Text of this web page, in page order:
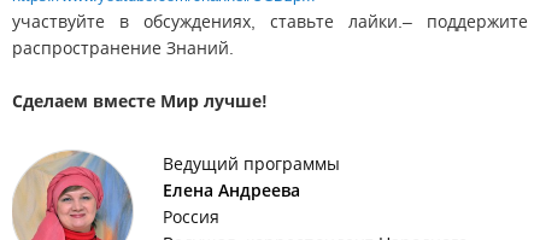
участвуйте в обсуждениях, ставьте лайки.– поддержите
распространение Знаний.
Сделаем вместе Мир лучше!
Ведущий программы
Елена Андреева
Россия